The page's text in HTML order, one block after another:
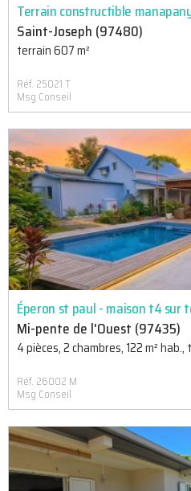
Saint-Joseph (97480)
terrain 607 m²
Réf. 25021 T
Msg Conseil
Éperon st paul - maison t4 sur
Mi-pente de l'Ouest (97435)
4 pièces, 2 chambres, 122 m²
Réf. 26002 M
Msg Conseil